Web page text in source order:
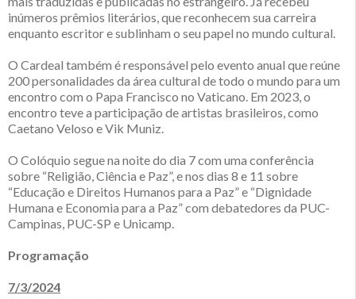
inúmeros prêmios literários, que reconhecem sua carreira
enquanto escritor e sublinham o seu papel no mundo cultural.
O Cardeal também é responsável pelo evento anual que reúne
200 personalidades da área cultural de todo o mundo para um
encontro com o Papa Francisco no Vaticano. Em 2023, o
encontro teve a participação de artistas brasileiros, como
Caetano Veloso e Vik Muniz.
O Colóquio segue na noite do dia 7 com uma conferência
sobre “Religião, Ciência e Paz”, e nos dias 8 e 11 sobre
“Educação e Direitos Humanos para a Paz” e “Dignidade
Humana e Economia para a Paz” com debatedores da PUC-
Campinas, PUC-SP e Unicamp.
Programação
7/3/2024